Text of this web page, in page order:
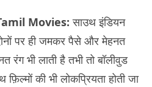
Movies:साउथ इंडियन
पर ही जमकर पैसे और मेहनत
रंग भी लाती है तभी तो बॉलीवुड
की भी लोकप्रियता होती जा